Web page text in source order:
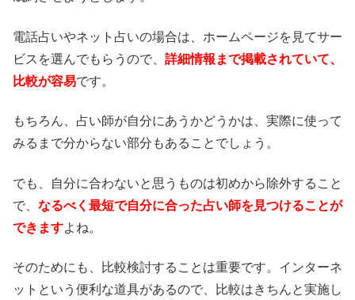
電話占いやネット占いの場合は、ホームページを見てサー
ビスを選んでもらうので、 詳細情報まで掲載されていて、
比較が容易です。
もちろん、占い師が自分にあうかどうかは、実際に使って
みるまで分からない部分もあることでしょう。
でも、自分に合わないと思うものは初めから除外すること
で、 なるべく最短で自分に合った占い師を見つけることが
できますよね。
そのためにも、比較検討することは重要です。インターネ
ットという便利な道具があるので、比較はきちんと実施し